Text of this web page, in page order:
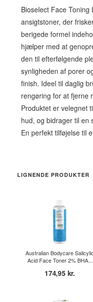
Bioselect Face
ansigtstoner, der
berigede formel
hjælper med at
den til efterfølgende
synligheden af porer
finish. Ideel til daglig
rengøring for at fjerne
Produktet er velegnet
hud, og bidrager til en
En perfekt tilføjelse til
LIGNENDE PRODUKTER
Australian Bodycare Salicylic
Acid Face Toner 2% BHA...
174,95 kr.